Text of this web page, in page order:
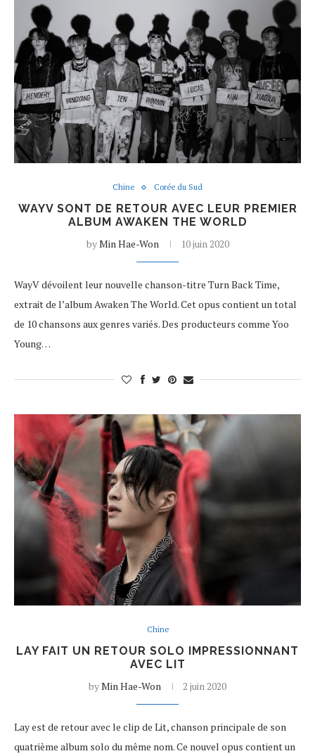
Chine Corée du Sud
WAYV SONT DE RETOUR AVEC LEUR PREMIER
ALBUM AWAKEN THE WORLD
byMin Hae-Won 10 juin 2020
WayV dévoilent leur nouvelle chanson-titre Turn Back Time,
extrait de l’album Awaken The World. Cet opus contient un total
de 10 chansons aux genres variés. Des producteurs comme Yoo
Young…
Chine
LAY FAIT UN RETOUR SOLO IMPRESSIONNANT
AVEC LIT
byMin Hae-Won 2 juin 2020
Lay est de retour avec le clip de Lit, chanson principale de son
quatrième album solo du même nom. Ce nouvel opus contient un